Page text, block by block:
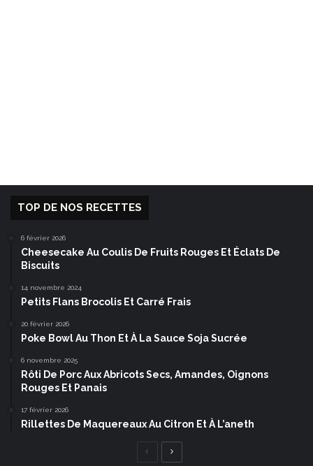
TOP DE NOS RECETTES
6 février 2026
Cheesecake Au Coulis De Fruits Rouges Et Éclats De
Biscuits
14 novembre 2024
Petits Flans Brocolis Et Carré Frais
20 février 2026
Poke Bowl Au Thon Et À La Sauce Soja Sucrée
6 novembre 2025
Rôti De Porc Aux Abricots Secs, Amandes, Oignons
Rouges Et Panais
17 février 2026
Rillettes De Maquereaux Au Citron Et À L’aneth
Page